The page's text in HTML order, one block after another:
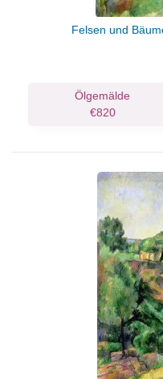
Felsen und
Ölgemälde
€820